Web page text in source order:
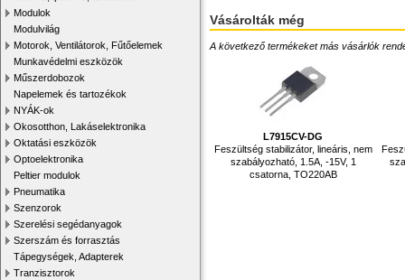
Modulok
Modulvilág
Motorok, Ventilátorok, Fűtőelemek
Munkavédelmi eszközök
Műszerdobozok
Napelemek és tartozékok
NYÁK-ok
Okosotthon, Lakáselektronika
Oktatási eszközök
Optoelektronika
Peltier modulok
Pneumatika
Szenzorok
Szerelési segédanyagok
Szerszám és forrasztás
Tápegységek, Adapterek
Tranzisztorok
Vásárolták még
A következő termékeket más vásárlók
L7915CV-DG
Feszültség stabilizátor, lineáris, nem
szabályozható, 1.5A, -15V, 1
csatorna, TO220AB